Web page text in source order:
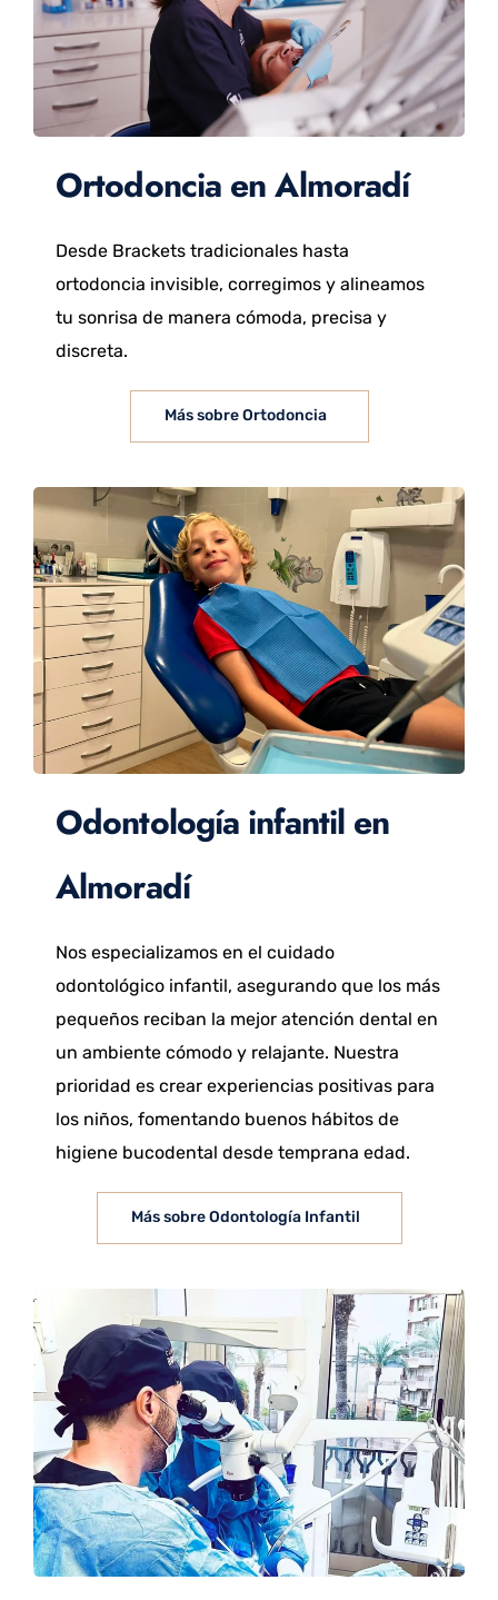
Ortodoncia en Almoradí
Desde Brackets tradicionales hasta
ortodoncia invisible, corregimos y alineamos
tu sonrisa de manera cómoda, precisa y
discreta.
Más sobre Ortodoncia
Odontología infantil en
Almoradí
Nos especializamos en el cuidado
odontológico infantil, asegurando que los más
pequeños reciban la mejor atención dental en
un ambiente cómodo y relajante. Nuestra
prioridad es crear experiencias positivas para
los niños, fomentando buenos hábitos de
higiene bucodental desde temprana edad.
Más sobre Odontología Infantil